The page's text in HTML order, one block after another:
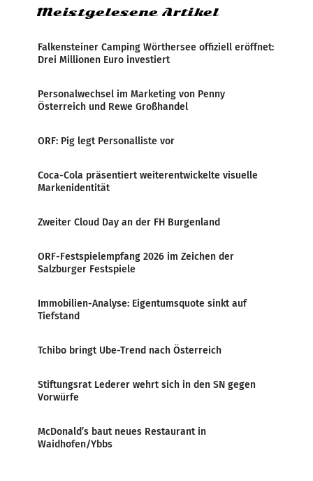
Meistgelesene Artikel
Falkensteiner Camping Wörthersee offiziell eröffnet:
Drei Millionen Euro investiert
Personalwechsel im Marketing von Penny
Österreich und Rewe Großhandel
ORF: Pig legt Personalliste vor
Coca-Cola präsentiert weiterentwickelte visuelle
Markenidentität
Zweiter Cloud Day an der FH Burgenland
ORF-Festspielempfang 2026 im Zeichen der
Salzburger Festspiele
Immobilien-Analyse: Eigentumsquote sinkt auf
Tiefstand
Tchibo bringt Ube-Trend nach Österreich
Stiftungsrat Lederer wehrt sich in den SN gegen
Vorwürfe
McDonald’s baut neues Restaurant in
Waidhofen/Ybbs